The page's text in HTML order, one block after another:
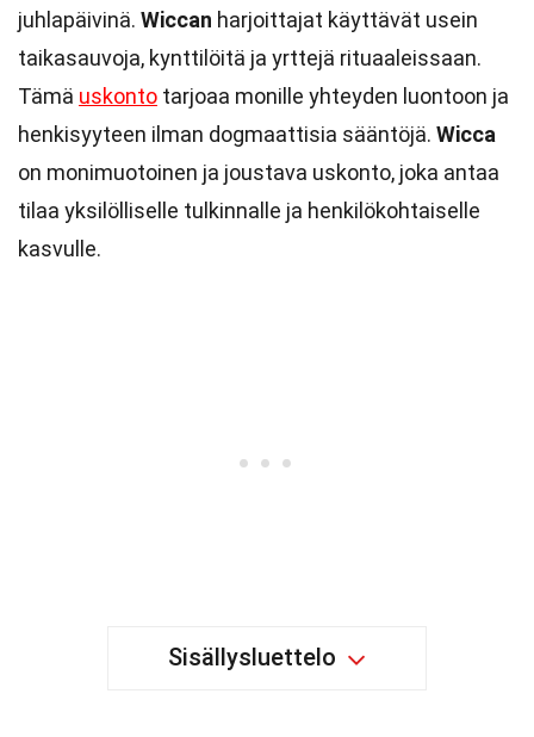
juhlapäivinä. Wiccan harjoittajat käyttävät usein
taikasauvoja, kynttilöitä ja yrttejä rituaaleissaan.
Tämä uskonto tarjoaa monille yhteyden luontoon ja
henkisyyteen ilman dogmaattisia sääntöjä. Wicca
on monimuotoinen ja joustava uskonto, joka antaa
tilaa yksilölliselle tulkinnalle ja henkilökohtaiselle
kasvulle.
Sisällysluettelo